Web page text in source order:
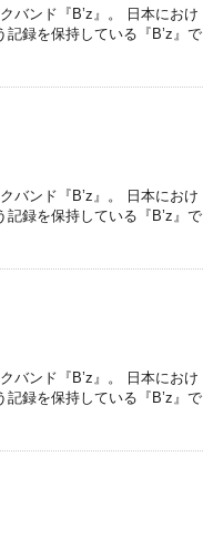
バンド『B’z』。 日本におけ
録を保持している『B’z』で
バンド『B’z』。 日本におけ
録を保持している『B’z』で
バンド『B’z』。 日本におけ
録を保持している『B’z』で